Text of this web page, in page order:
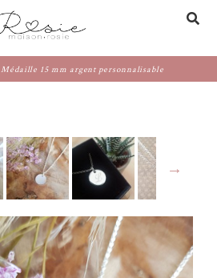
Médaille 15 mm argent personnalisable